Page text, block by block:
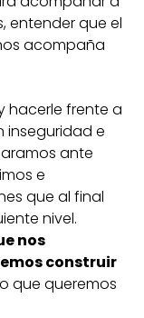
entender que el
acompaña
hacerle frente a
inseguridad e
ante
e
que al final
nivel.
nos
construir
que queremos